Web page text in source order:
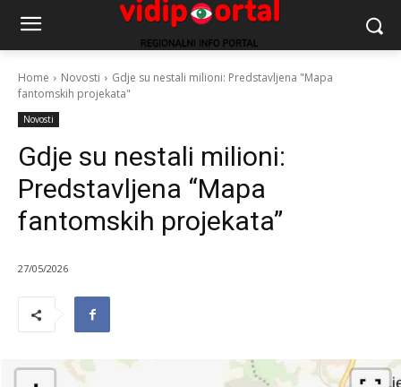
Home Novosti
Gdje su nestali milioni: Predstavljena "Mapa
fantomskih projekata"
Novosti
Gdje su nestali milioni:
Predstavljena “Mapa
fantomskih projekata”
27/05/2026